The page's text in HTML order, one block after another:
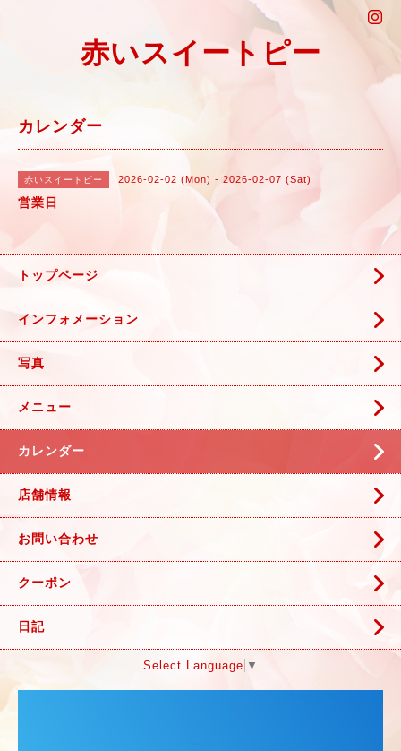
赤いスイートピー
カレンダー
赤いスイートピー 2026-02-02 (Mon) - 2026-02-07 (Sat)
営業日
トップページ
インフォメーション
写真
メニュー
カレンダー
店舗情報
お問い合わせ
クーポン
日記
Select Language ▼